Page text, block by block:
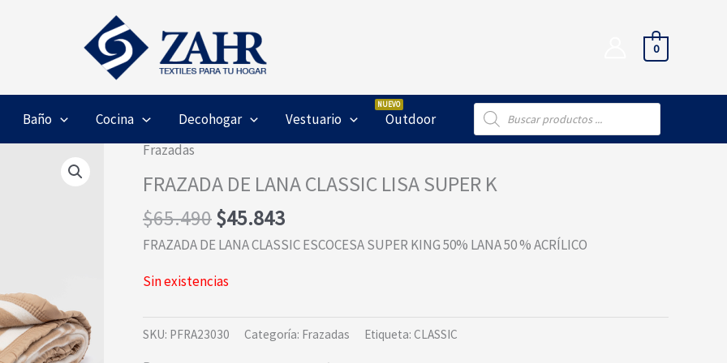
0
Baño Cocina Decohogar Vestuario Outdoor
Búsqueda
de
productos
Frazadas
FRAZADA DE LANA CLASSIC LISA SUPER K
$65.490El
precio
era:
$45.843El
precio
FRAZADA DE LANA CLASSIC ESCOCESA SUPER KING 50% LANA 50 % ACRÍLICO
Sin existencias
SKU: PFRA23030 Categoría: Frazadas Etiqueta: CLASSIC